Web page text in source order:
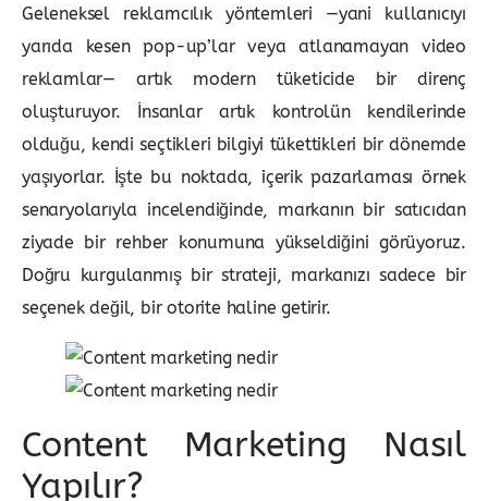
Geleneksel reklamcılık yöntemleri —yani kullanıcıyı
yarıda kesen pop-up’lar veya atlanamayan video
reklamlar— artık modern tüketicide bir direnç
oluşturuyor. İnsanlar artık kontrolün kendilerinde
olduğu, kendi seçtikleri bilgiyi tükettikleri bir dönemde
yaşıyorlar. İşte bu noktada, içerik pazarlaması örnek
senaryolarıyla incelendiğinde, markanın bir satıcıdan
ziyade bir rehber konumuna yükseldiğini görüyoruz.
Doğru kurgulanmış bir strateji, markanızı sadece bir
seçenek değil, bir otorite haline getirir.
Content Marketing Nasıl
Yapılır?